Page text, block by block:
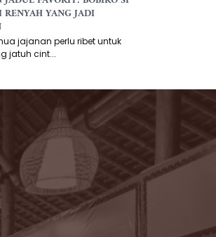
RENYAH YANG JADI
jajanan perlu ribet untuk
jatuh cint...